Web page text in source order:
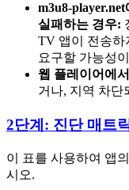
m3u8-
실패하는 경우:
TV 앱이 전송하
요구할 가능성
웹 플레이어에
거나, 지역 차단
2단계: 진단 매트
이 표를 사용하여 앱
시오.